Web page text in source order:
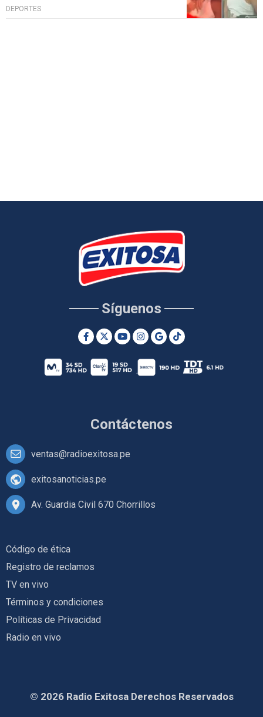
DEPORTES
Contáctenos
ventas@radioexitosa.pe
exitosanoticias.pe
Av. Guardia Civil 670 Chorrillos
Síguenos
Código de ética
Registro de reclamos
TV en vivo
Términos y condiciones
Políticas de Privacidad
Radio en vivo
© 2026 Radio Exitosa Derechos Reservados